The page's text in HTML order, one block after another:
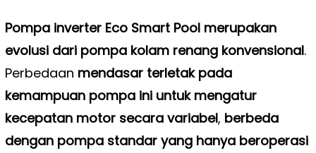
Pompa inverter Eco Smart Pool merupakan
evolusi dari pompa kolam renang konvensional.
Perbedaan mendasar terletak pada
kemampuan pompa ini untuk mengatur
kecepatan motor secara variabel, berbeda
dengan pompa standar yang hanya beroperasi